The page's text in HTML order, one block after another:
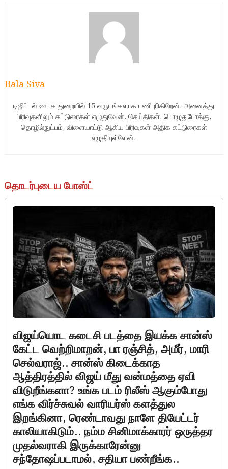
Bala Siva
டிஜிட்டல் ஊடக துறையில் 15 வருடங்களாக பணிபுரிகிறேன். அனைத்து
பிரிவுகளிலும் கட்டுரைகள் எழுதுவேன். செய்திகள், பொழுதுபோக்கு,
தொழில்நுட்பம், விளையாட்டு ஆகிய பிரிவுகள் அதிக கட்டுரைகள்
எழுதியுள்ளேன்.
தொடர்புடைய போஸ்ட்
விஜய்யொட கடைசி படத்தை இயக்க சான்ஸ்
கேட்ட வெற்றிமாறன், பா ரஞ்சித், அமீர், மாரி
செல்வராஜ்.. சான்ஸ் கிடைக்காத
ஆத்திரத்தில் விஜய் மீது வன்மத்தை ஏவி
விடுறீங்களா? உங்க படம் ரிலீஸ் ஆகும்போது
எங்க விர்ச்சுவல் வாரியர்ஸ் களத்துல
இறங்கினா, ரெண்டாவது நாளே தியேட்டர்
காலியாகிடும்.. நம்ம சினிமாக்காரர் ஒருத்தர
முதல்வராகி இருக்காரேன்னு
சந்தோஷப்படாமல், சதியா பண்றீங்க..